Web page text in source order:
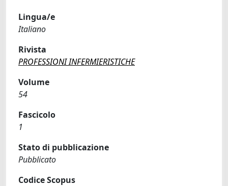
Lingua/e
Italiano
Rivista
PROFESSIONI INFERMIERISTICHE
Volume
54
Fascicolo
1
Stato di pubblicazione
Pubblicato
Codice Scopus